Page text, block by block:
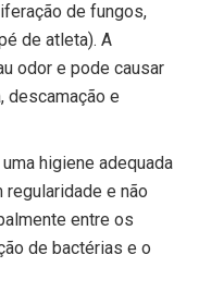
de fungos,
de atleta). A
odor e pode causar
descamação e
higiene adequada
e não
entre os
de bactérias e o